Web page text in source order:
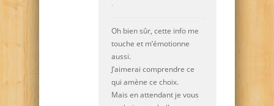
·
Oh bien sûr, cette info me
touche et m’émotionne
aussi.
J’aimerai comprendre ce
qui amène ce choix.
Mais en attendant je vous